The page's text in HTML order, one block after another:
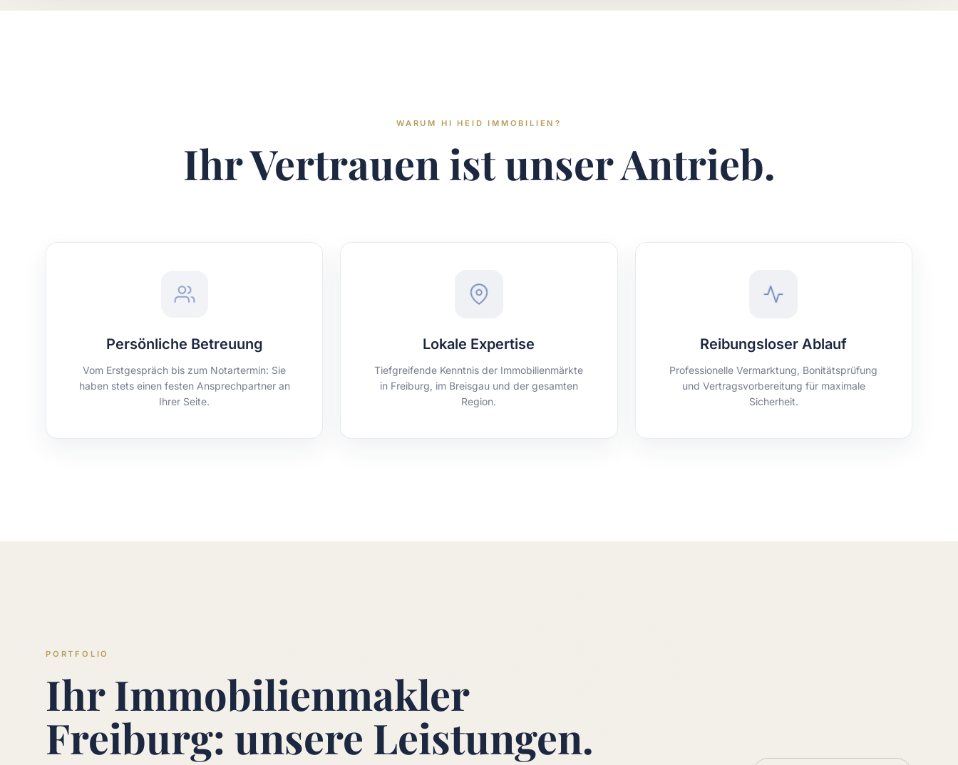
WARUM HI HEID IMMOBILIEN?
Ihr Vertrauen ist unserAntrieb.
Persönliche Betreuung
Vom Erstgespräch bis zum Notartermin: Sie
haben stets einen festen Ansprechpartner an
Ihrer Seite.
Lokale Expertise
Tiefgreifende Kenntnis der Immobilienmärkte
in Freiburg, im Breisgau und der gesamten
Region.
Reibungsloser Ablauf
Professionelle Vermarktung, Bonitätsprüfung
und Vertragsvorbereitung für maximale
Sicherheit.
PORTFOLIO
Ihr Immobilienmakler
Freiburg: unsere Leistungen.